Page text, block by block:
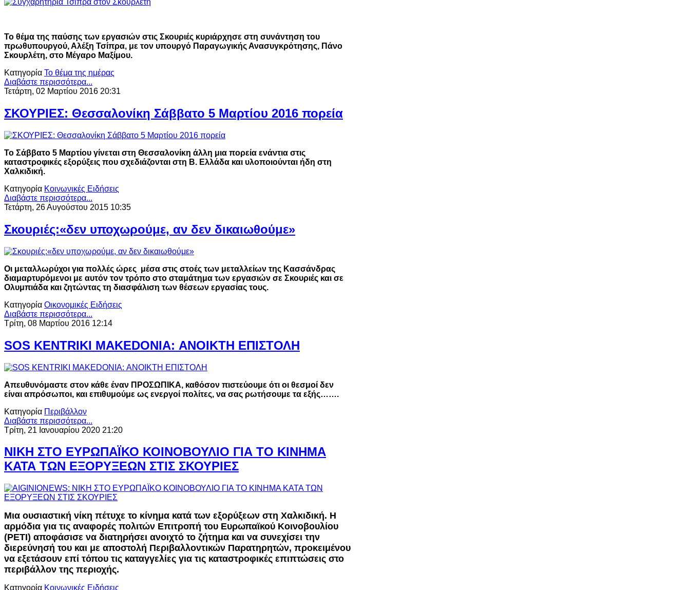
Το θέμα της παύσης των εργασιών στις Σκουριές κυριάρχησε στη συνάντηση του
πρωθυπουργού, Αλέξη Τσίπρα, με τον υπουργό Παραγωγικής Ανασυγκρότησης, Πάνο
Σκουρλέτη, στο Μέγαρο Μαξίμου.
Κατηγορία Το θέμα της ημέρας
Διαβάστε περισσότερα...
Τετάρτη, 02 Μαρτίου 2016 20:31
ΣΚΟΥΡΙΕΣ: Θεσσαλονίκη Σάββατο 5 Μαρτίου 2016 πορεία
Το Σάββατο 5 Μαρτίου γίνεται στη Θεσσαλονίκη άλλη μια πορεία ενάντια στις
καταστροφικές εξορύξεις που σχεδιάζονται στη Β. Ελλάδα και υλοποιούνται ήδη στη
Χαλκιδική.
Κατηγορία Κοινωνικές Ειδήσεις
Διαβάστε περισσότερα...
Τετάρτη, 26 Αυγούστου 2015 10:35
Σκουριές:«δεν υποχωρούμε, αν δεν δικαιωθούμε»
Οι μεταλλωρύχοι για πολλές ώρες μέσα στις στοές των μεταλλείων της Κασσάνδρας
διαμαρτυρόμενοι με αυτόν τον τρόπο στο σταμάτημα των εργασιών σε Σκουριές και σε
Ολυμπιάδα και ζητώντας τη διασφάλιση των θέσεων εργασίας τους.
Κατηγορία Οικονομικές Ειδήσεις
Διαβάστε περισσότερα...
Τρίτη, 08 Μαρτίου 2016 12:14
SOS KENTRIKI MAKEDONIA: ΑΝΟΙΚΤΗ ΕΠΙΣΤΟΛΗ
Απευθυνόμαστε στον κάθε έναν ΠΡΟΣΩΠΙΚΑ, καθόσον πιστεύουμε ότι οι θεσμοί δεν
είναι απρόσωποι, και επιθυμούμε ως ενεργοί πολίτες, να σας ρωτήσουμε τα εξής…….
Κατηγορία Περιβάλλον
Διαβάστε περισσότερα...
Τρίτη, 21 Ιανουαρίου 2020 21:20
ΝΙΚΗ ΣΤΟ ΕΥΡΩΠΑΪΚΟ ΚΟΙΝΟΒΟΥΛΙΟ ΓΙΑ ΤΟ ΚΙΝΗΜΑ
ΚΑΤΑ ΤΩΝ ΕΞΟΡΥΞΕΩΝ ΣΤΙΣ ΣΚΟΥΡΙΕΣ
Μια ουσιαστική νίκη πέτυχε το κίνημα κατά των εξορύξεων στη Χαλκιδική. Η
αρμόδια για τις αναφορές πολιτών Επιτροπή του Ευρωπαϊκού Κοινοβουλίου
(PETI) αποφάσισε να διατηρήσει ανοιχτό το ζήτημα και να συνεχίσει την
διερεύνησή του και με αποστολή Περιβαλλοντικών Παρατηρητών, προκειμένου
να εξετάσουν επί τόπου τις καταγγελίες για τις καταστροφικές επιπτώσεις στο
περιβάλλον της περιοχής.
Κατηγορία Κοινωνικές Ειδήσεις